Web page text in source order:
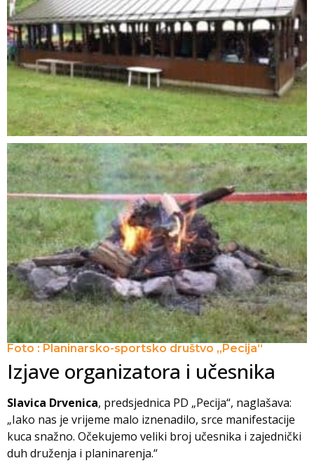
Foto : Planinarsko-sportsko društvo „Pecija“
Izjave organizatora i učesnika
Slavica Drvenica, predsjednica PD „Pecija“, naglašava:
„Iako nas je vrijeme malo iznenadilo, srce manifestacije
kuca snažno. Očekujemo veliki broj učesnika i zajednički
duh druženja i planinarenja.“